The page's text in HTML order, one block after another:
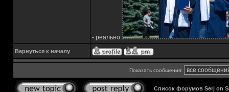
- реально.
Вернуться к началу
Показать сообщения:
Список форумов Serj on